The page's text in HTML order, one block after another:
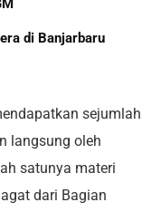
di Banjarbaru
sejumlah
langsung oleh
satunya materi
dari Bagian